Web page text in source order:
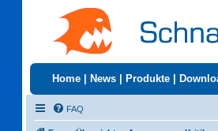
Home News Produkte
FAQ